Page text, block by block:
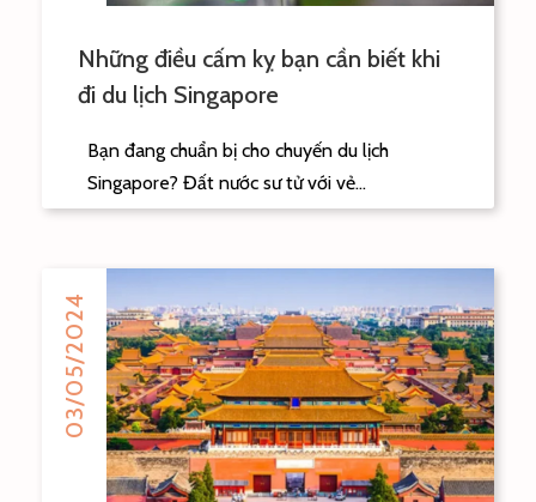
Những điều cấm kỵ bạn cần biết khi
đi du lịch Singapore
Bạn đang chuẩn bị cho chuyến du lịch
Singapore? Đất nước sư tử với vẻ...
03/05/2024